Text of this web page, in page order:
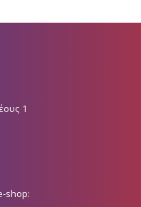
1
shop: